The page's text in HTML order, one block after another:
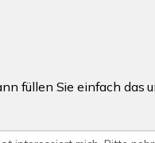
füllen Sie einfach das